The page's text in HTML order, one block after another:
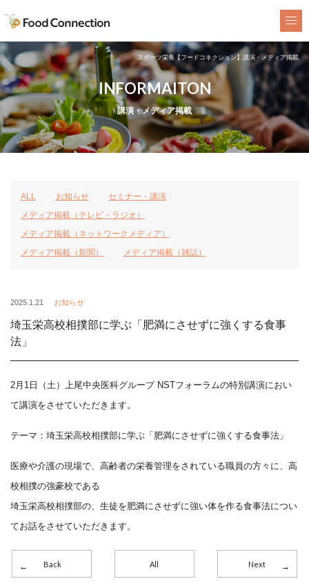
スポーツ栄養【フードコネクション】講演・メディア掲載
INFORMAITON
講演・メディア掲載
ALL お知らせ
セミナー・講演
メディア掲載（テレビ・ラジオ）
メディア掲載（ネットワークメディア）
メディア掲載（新聞）
メディア掲載（雑誌）
2025.1.21 お知らせ
埼玉栄高校相撲部に学ぶ「肥満にさせずに強くする食事
法」
2月1日（土）上尾中央医科グループ NSTフォーラムの特別講演におい
て講演をさせていただきます。
テーマ：埼玉栄高校相撲部に学ぶ「肥満にさせずに強くする食事法」
医療や介護の現場で、高齢者の栄養管理をされている職員の方々に、高
校相撲の強豪校である
埼玉栄高校相撲部の、生徒を肥満にさせずに強い体を作る食事法につい
てお話をさせていただきます。
Back All Next